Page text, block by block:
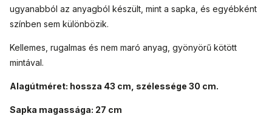
ugyanabból az anyagból készült, mint a sapka, és egyébként
színben sem különbözik.
Kellemes, rugalmas és nem maró anyag, gyönyörű kötött
mintával.
Alagútméret: hossza 43 cm, szélessége 30 cm.
Sapka magassága: 27 cm